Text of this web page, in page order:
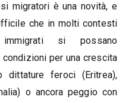
migratori è una novità, e
che in molti contesti
si possano
per una crescita
dittature feroci (Eritrea),
o ancora peggio con